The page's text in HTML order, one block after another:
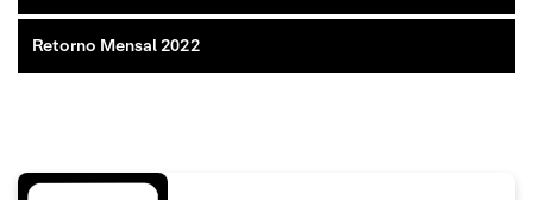
Retorno Mensal 2022